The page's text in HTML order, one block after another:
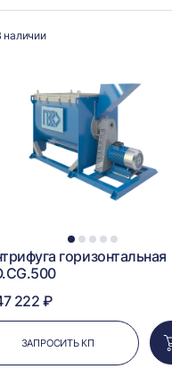
наличии
1 2 3 4 5
горизонтальная
222 ₽
ЗАПРОСИТЬ КП